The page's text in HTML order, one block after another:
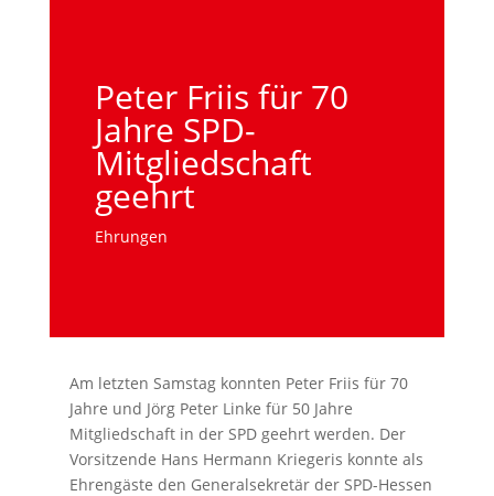
Peter Friis für 70
Jahre SPD-
Mitgliedschaft
geehrt
Ehrungen
Am letzten Samstag konnten Peter Friis für 70
Jahre und Jörg Peter Linke für 50 Jahre
Mitgliedschaft in der SPD geehrt werden. Der
Vorsitzende Hans Hermann Kriegeris konnte als
Ehrengäste den Generalsekretär der SPD-Hessen